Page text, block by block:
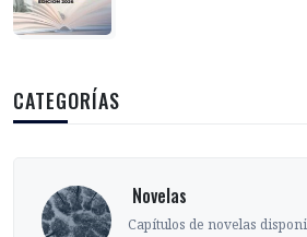
CATEGORÍAS
‎ Novelas
Capítulos de novelas disponibles